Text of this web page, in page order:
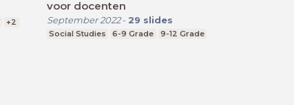
+2
voor docenten
September 2022- 29 slides
Social Studies 6-9 Grade 9-12 Grade